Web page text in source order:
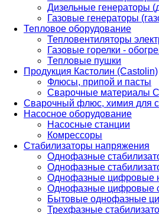
Дизельные генераторы
Газовые генераторы
Тепловое оборудование
Тепловентиляторы
Газовые горелки -
Тепловые пушки
Продукция Кастолин (Castolin)
Флюсы, припой и пасты
Сварочные материалы
Сварочный флюс, химия для
Насосное оборудование
Насосные станции
Комрессоры
Стабилизаторы напряжения
Однофазные
Однофазные
Однофазные цифровые
Однофазные цифровые
Бытовые однофазные
Трехфазные